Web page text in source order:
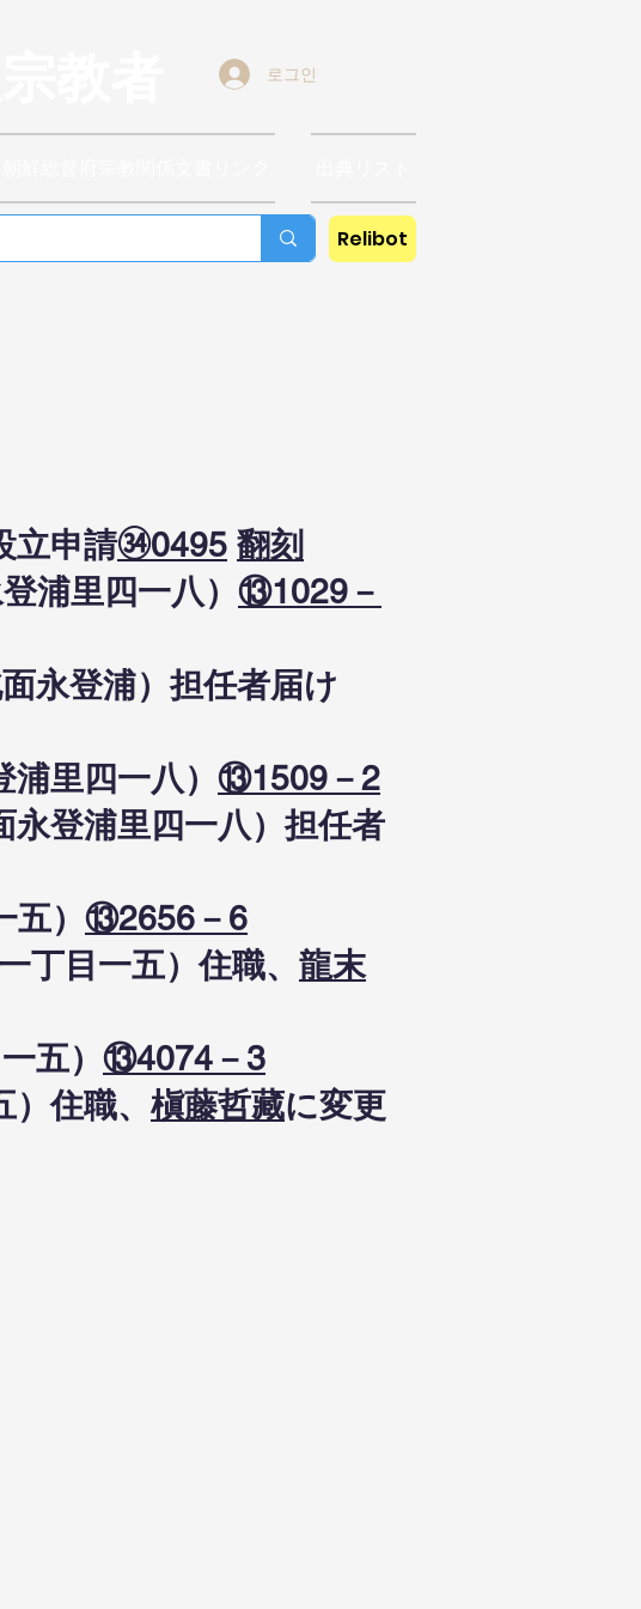
로그인
Relibot
立申請㉞0495 翻刻
浦里四一八） ⑬1029－
永登浦）担任者届け
里四一八） ⑬1509－2
永登浦里四一八）担任者
） ⑬2656－6
丁目一五）住職、 龍末
五） ⑬4074－3
住職、 槇藤哲藏に変更